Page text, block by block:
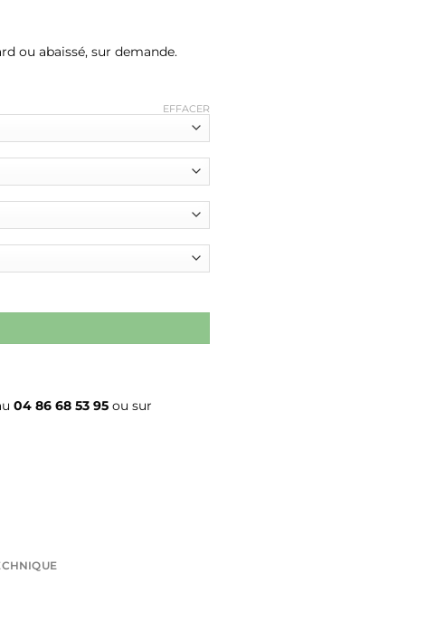
ou abaissé, sur demande.
EFFACER
04 86 68 53 95 ou sur